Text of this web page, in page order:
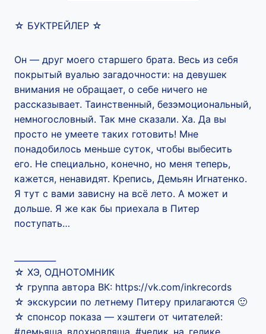
☆ БУКТРЕЙЛЕР ☆
Он — друг моего старшего брата. Весь из себя
покрытый вуалью загадочности: на девушек
внимания не обращает, о себе ничего не
рассказывает. Таинственный, безэмоциональный,
немногословный. Так мне сказали. Ха. Да вы
просто не умеете таких готовить! Мне
понадобилось меньше суток, чтобы выбесить
его. Не специально, конечно, но меня теперь,
кажется, ненавидят. Крепись, Демьян Игнатенко.
Я тут с вами зависну на всё лето. А может и
дольше. Я же как бы приехала в Питер
поступать…
☆ ХЭ, ОДНОТОМНИК
☆ группа автора ВК: https://vk.com/inkrecords
☆ экскурсии по летнему Питеру прилагаются 🙂
☆ спонсор показа — хэштеги от читателей:
#демьяша_вдохновляша, #челик_на_гелике,